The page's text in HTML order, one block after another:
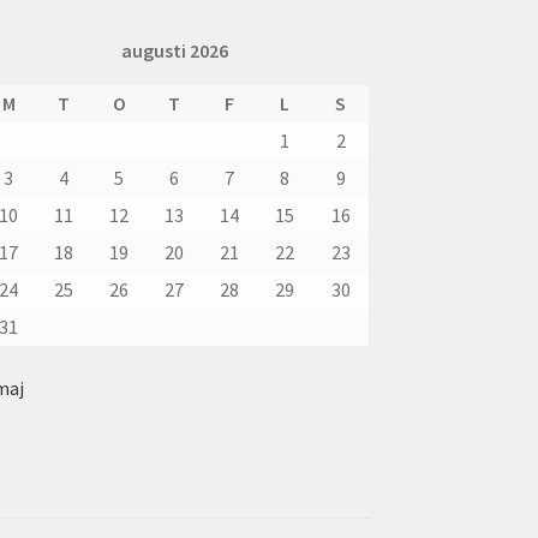
augusti 2026
M T O T F L
S
1
2
3
4 5 6 7 8
9
10
11 12 13 14 15
16
17
18 19 20 21 22
23
24
25 26 27 28 29
30
31